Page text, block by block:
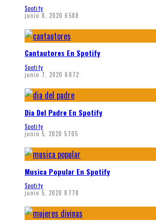
Spotify
junio 8, 2020 6588
Cantautores En Spotify
Spotify
junio 7, 2020 6872
Dia Del Padre En Spotify
Spotify
junio 5, 2020 5705
Musica Popular En Spotify
Spotify
junio 5, 2020 8778